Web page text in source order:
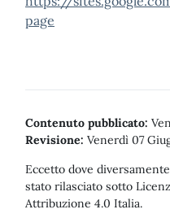
page
Contenuto pubblicato:
Revisione: Venerdì 07
Eccetto dove
stato rilasciato sotto
Attribuzione 4.0 Italia.